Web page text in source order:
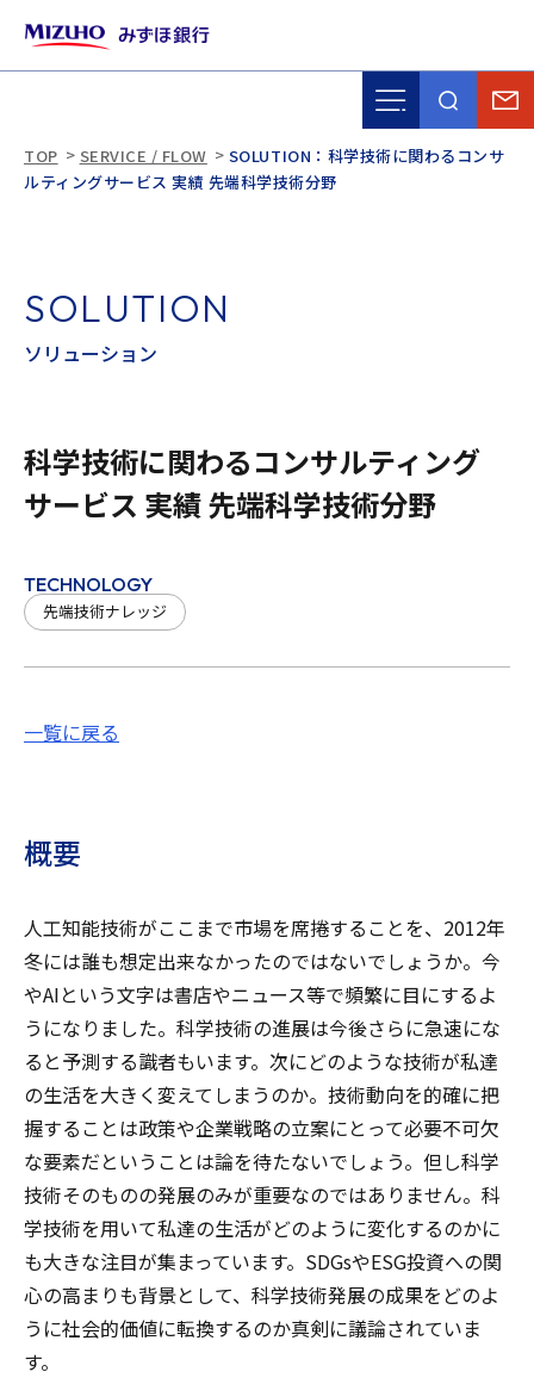
TOP SERVICE / FLOW
SOLUTION：科学技術に関わるコンサ
ルティングサービス 実績 先端科学技術分野
SOLUTION
ソ リ ューショ ン
科学技術に関わるコンサルティング
サービス 実績 先端科学技術分野
TECHNOLOGY
先端技術ナレッジ
一覧に戻る
概要
人工知能技術がここまで市場を席捲することを、2012年
冬には誰も想定出来なかったのではないでしょうか。今
やAIという文字は書店やニュース等で頻繁に目にするよ
うになりました。科学技術の進展は今後さらに急速にな
ると予測する識者もいます。次にどのような技術が私達
の生活を大きく変えてしまうのか。技術動向を的確に把
握することは政策や企業戦略の立案にとって必要不可欠
な要素だということは論を待たないでしょう。但し科学
技術そのものの発展のみが重要なのではありません。科
学技術を用いて私達の生活がどのように変化するのかに
も大きな注目が集まっています。SDGsやESG投資への関
心の高まりも背景として、科学技術発展の成果をどのよ
うに社会的価値に転換するのか真剣に議論されていま
す。